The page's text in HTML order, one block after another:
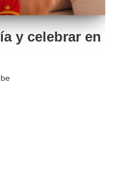
y celebrar en